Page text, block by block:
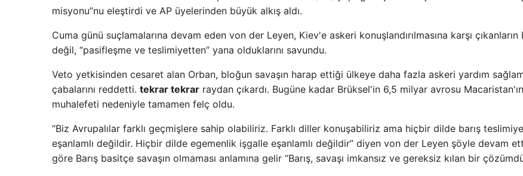
misyonu”nu eleştirdi ve AP üyelerinden büyük alkış aldı.
Cuma günü suçlamalarına devam eden von der Leyen, Kiev'e askeri konuşlandırılmasına karşı çıkanların
değil, “pasifleşme ve teslimiyetten” yana olduklarını savundu.
Veto yetkisinden cesaret alan Orban, bloğun savaşın harap ettiği ülkeye daha fazla askeri yardım
çabalarını reddetti. tekrar tekrar raydan çıkardı. Bugüne kadar Brüksel'in 6,5 milyar avrosu Macaristan'ın
muhalefeti nedeniyle tamamen felç oldu.
“Biz Avrupalılar farklı geçmişlere sahip olabiliriz. Farklı diller konuşabiliriz ama hiçbir dilde barış
eşanlamlı değildir. Hiçbir dilde egemenlik işgalle eşanlamlı değildir” diyen von der Leyen şöyle devam
göre Barış basitçe savaşın olmaması anlamına gelir “Barış, savaşı imkansız ve gereksiz kılan bir